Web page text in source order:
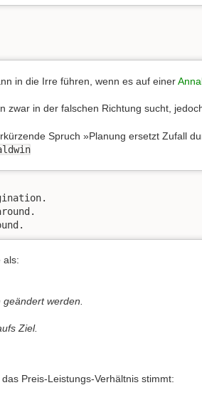
in die Irre führen, wenn es auf einer
zwar in der falschen Richtung sucht,
Spruch »Planung ersetzt Zufall
als:
werden.
Ziel.
Preis-Leistungs-Verhältnis stimmt: